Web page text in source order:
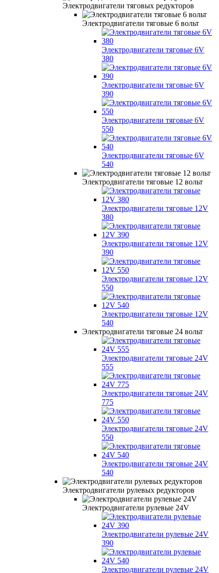
Электродвигатели тяговых редукторов
Электродвигатели тяговые 6 вольт
Электродвигатели тяговые 6V
380
Электродвигатели тяговые 6V
390
Электродвигатели тяговые 6V
550
Электродвигатели тяговые 6V
540
Электродвигатели тяговые 12 вольт
Электродвигатели тяговые 12V
380
Электродвигатели тяговые 12V
390
Электродвигатели тяговые 12V
550
Электродвигатели тяговые 12V
540
Электродвигатели тяговые 24 вольт
Электродвигатели тяговые 24V
555
Электродвигатели тяговые 24V
775
Электродвигатели тяговые 24V
550
Электродвигатели тяговые 24V
540
Электродвигатели рулевых редукторов
Электродвигатели рулевые 24V
Электродвигатели рулевые 24V
390
Электродвигатели рулевые 24V